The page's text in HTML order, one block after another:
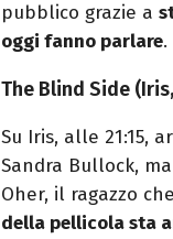
pubblico grazie a
oggi fanno parlare.
The Blind Side
Su Iris, alle 21:15,
Sandra Bullock,
Oher, il ragazzo
della pellicola sta